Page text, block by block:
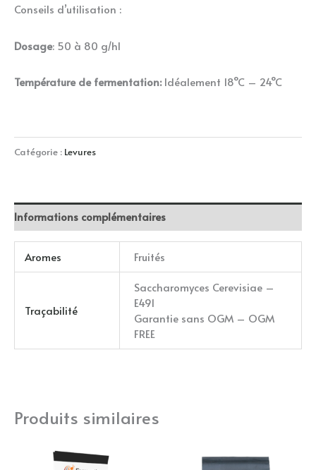
Conseils d’utilisation :
Dosage: 50 à 80 g/hl
Température de fermentation:Idéalement 18°C – 24°C
Catégorie : Levures
Informations complémentaires
Aromes Fruités
Traçabilité
Saccharomyces Cerevisiae –
E491
Garantie sans OGM – OGM
FREE
Produits similaires